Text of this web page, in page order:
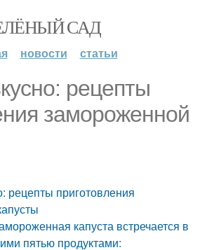
САД
новости статьи
рецепты
замороженной
рецепты приготовления
капуста встречается в
пятью продуктами: